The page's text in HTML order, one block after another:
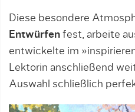
Diese besondere
Entwürfen fest, arbeite
entwickelte im
Lektorin anschließend
Auswahl schließlich